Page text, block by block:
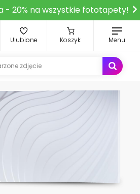
- 20% na wszystkie fototapety!
Ulubione Koszyk Menu